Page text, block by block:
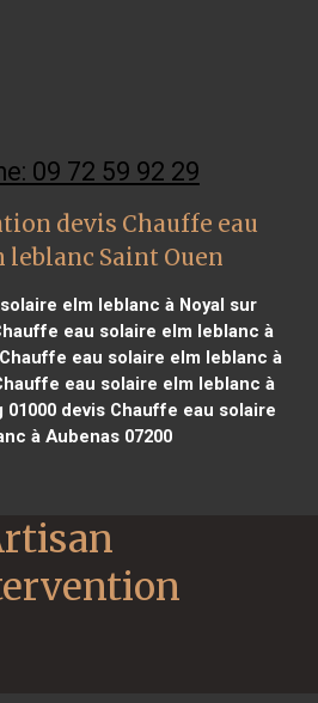
09 72 59 92 29
devis Chauffe eau
leblanc Saint Ouen
elm leblanc à Noyal sur
eau solaire elm leblanc à
eau solaire elm leblanc à
eau solaire elm leblanc à
01000 devis Chauffe eau solaire
à Aubenas 07200